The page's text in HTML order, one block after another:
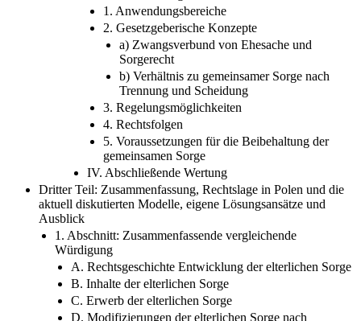
III. Vergleich der Art. 107 und 58 KRO mit § 1671
BGB und Wertung
1. Anwendungsbereiche
2. Gesetzgeberische Konzepte
a) Zwangsverbund von Ehesache und
Sorgerecht
b) Verhältnis zu gemeinsamer Sorge nach
Trennung und Scheidung
3. Regelungsmöglichkeiten
4. Rechtsfolgen
5. Voraussetzungen für die Beibehaltung der
gemeinsamen Sorge
IV. Abschließende Wertung
Dritter Teil: Zusammenfassung, Rechtslage in Polen und die
aktuell diskutierten Modelle, eigene Lösungsansätze und
Ausblick
1. Abschnitt: Zusammenfassende vergleichende
Würdigung
A. Rechtsgeschichte Entwicklung der elterlichen Sorge
B. Inhalte der elterlichen Sorge